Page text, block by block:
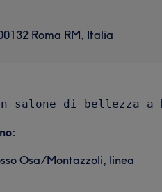
Roma RM, Italia
Osa/Montazzoli, linea